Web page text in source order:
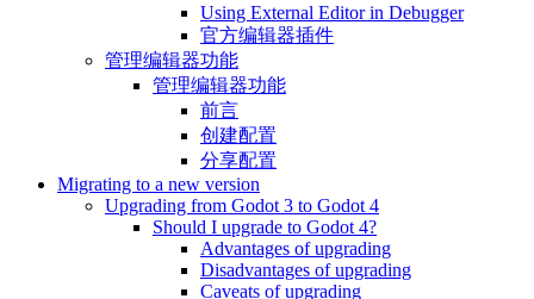
Using External Editor in Debugger
官方编辑器插件
管理编辑器功能
管理编辑器功能
前言
创建配置
分享配置
Migrating to a new version
Upgrading from Godot 3 to Godot 4
Should I upgrade to Godot 4?
Advantages of upgrading
Disadvantages of upgrading
Caveats of upgrading